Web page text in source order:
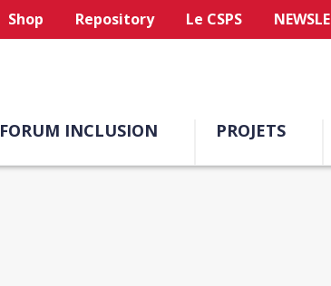
Shop Repository Le CSPS
FORUM INCLUSION PROJETS